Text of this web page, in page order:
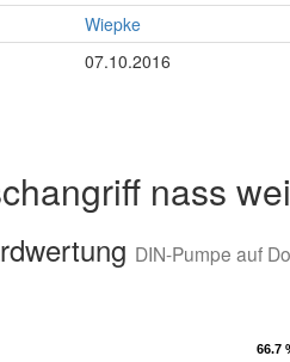
Wiepke
07.10.2016
nass
DIN-Pumpe auf
66.7
66.7